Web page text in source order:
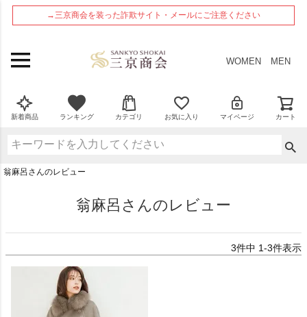
→三京商会を装った詐欺サイト・メールにご注意ください
WOMEN MEN
新着商品 ランキング カテゴリ お気に入り マイページ カート
翁麻呂さんのレビュー
翁麻呂さんのレビュー
3件中 1-3件表示
ペー